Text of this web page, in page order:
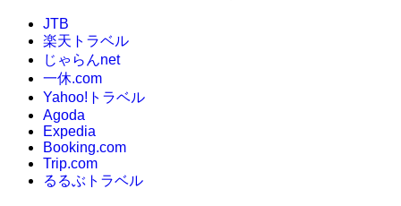
JTB
楽天トラベル
じゃらんnet
一休.com
Yahoo!トラベル
Agoda
Expedia
Booking.com
Trip.com
るるぶトラベル